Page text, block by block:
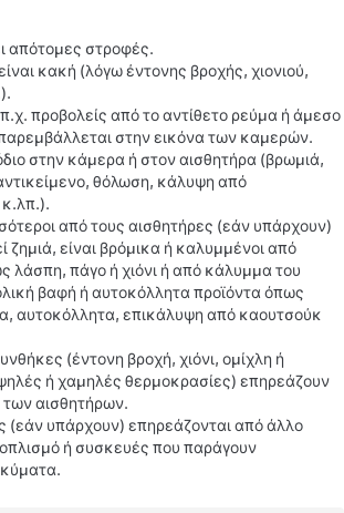
απότομες στροφές.
κακή (λόγω έντονης βροχής, χιονιού,
προβολείς από το αντίθετο ρεύμα ή άμεσο
στην εικόνα των καμερών.
στην κάμερα ή στον αισθητήρα (βρωμιά,
θόλωση, κάλυψη από
από τους αισθητήρες (εάν υπάρχουν)
ζημιά, είναι βρόμικα ή καλυμμένοι από
λάσπη, πάγο ή χιόνι ή από κάλυμμα του
βαφή ή αυτοκόλλητα προϊόντα όπως
αυτοκόλλητα, επικάλυψη από καουτσούκ
(έντονη βροχή, χιόνι, ομίχλη ή
ή χαμηλές θερμοκρασίες) επηρεάζουν
των αισθητήρων.
(εάν υπάρχουν) επηρεάζονται από άλλο
ή συσκευές που παράγουν